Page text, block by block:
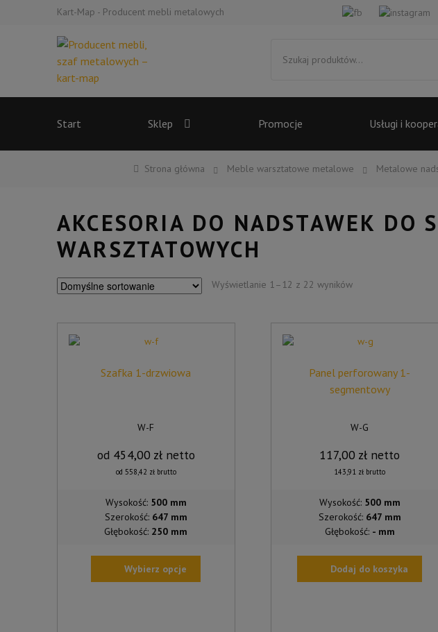
Kart-Map - Producent mebli metalowych
Przejdź
do
nawigacji
Przejdź
do
treści
Start Sklep Promocje Usługi i
Strona główna Meble warsztatowe metalowe Metalowe
AKCESORIA DO NADSTAWEK DO
WARSZTATOWYCH
Wyświetlanie 1–12 z 22 wyników
Szafka 1-drzwiowa
W-F
od 454,00 złnetto
od 558,42 złbrutto
Wysokość: 500 mm
Szerokość: 647 mm
Głębokość: 250 mm
Wybierz opcje
Panel perforowany 1-
segmentowy
W-G
117,00 zł netto
143,91 zł brutto
Wysokość: 500 mm
Szerokość: 647 mm
Głębokość: - mm
Dodaj do koszyka